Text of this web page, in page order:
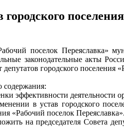
поселок Переяславка»
законодательные акты
городского
содержания:
эффективности деятельности
в устав городского
«Рабочий поселок Переяславка».
на председателя Совета